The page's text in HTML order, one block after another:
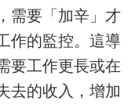
需要「加辛」才
作的監控。這導
要工作更長或在
去的收入，增加